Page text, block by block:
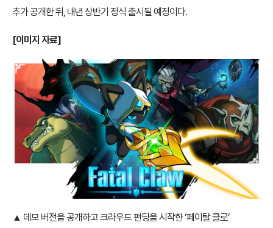
추가 공개한 뒤, 내년 상반기 정식 출시될 예정이다.
[이미지 자료]
▲ 데모 버전을 공개하고 크라우드 펀딩을 시작한 ‘페이탈 클로’